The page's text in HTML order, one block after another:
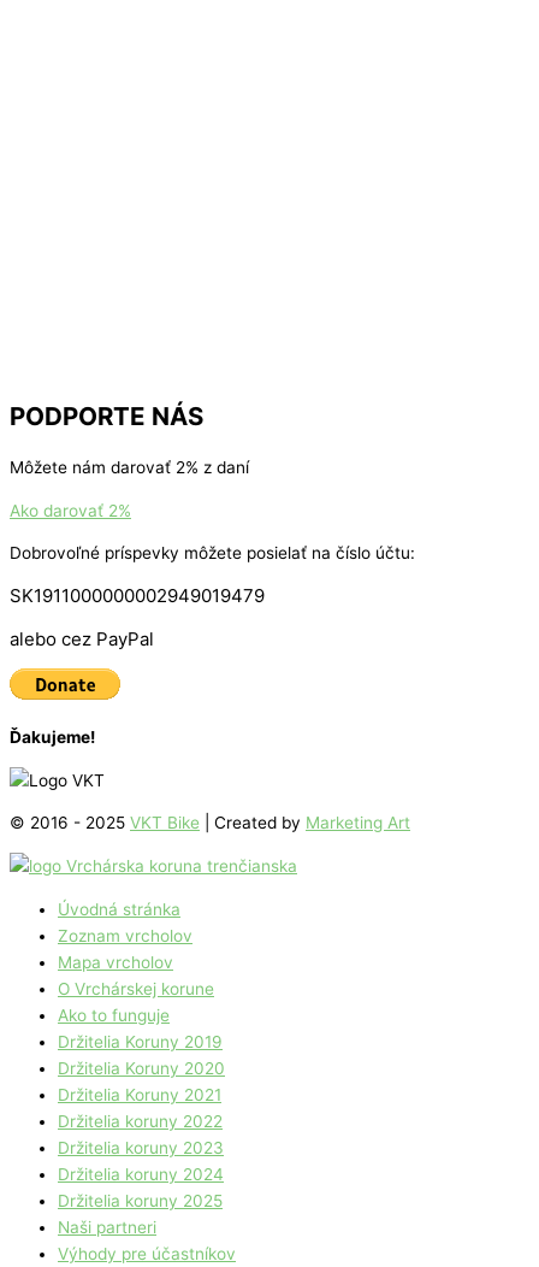
PODPORTE NÁS
Môžete nám darovať 2% z daní
Ako darovať 2%
Dobrovoľné príspevky môžete posielať na číslo účtu:
SK1911000000002949019479
alebo cez PayPal
Ďakujeme!
© 2016 - 2025 VKT Bike | Created by Marketing Art
Úvodná stránka
Zoznam vrcholov
Mapa vrcholov
O Vrchárskej korune
Ako to funguje
Držitelia Koruny 2019
Držitelia Koruny 2020
Držitelia Koruny 2021
Držitelia koruny 2022
Držitelia koruny 2023
Držitelia koruny 2024
Držitelia koruny 2025
Naši partneri
Výhody pre účastníkov